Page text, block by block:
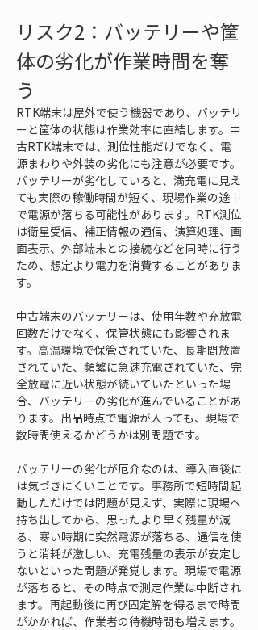
リスク2：バッテリーや筐
体の劣化が作業時間を奪
う
RTK端末は屋外で使う機器であり、バッテリ
ーと筐体の状態は作業効率に直結します。中
古RTK端末では、測位性能だけでなく、電
源まわりや外装の劣化にも注意が必要です。
バッテリーが劣化していると、満充電に見え
ても実際の稼働時間が短く、現場作業の途中
で電源が落ちる可能性があります。RTK測位
は衛星受信、補正情報の通信、演算処理、画
面表示、外部端末との接続などを同時に行う
ため、想定より電力を消費することがありま
す。
中古端末のバッテリーは、使用年数や充放電
回数だけでなく、保管状態にも影響されま
す。高温環境で保管されていた、長期間放置
されていた、頻繁に急速充電されていた、完
全放電に近い状態が続いていたといった場
合、バッテリーの劣化が進んでいることがあ
ります。出品時点で電源が入っても、現場で
数時間使えるかどうかは別問題です。
バッテリーの劣化が厄介なのは、導入直後に
は気づきにくいことです。事務所で短時間起
動しただけでは問題が見えず、実際に現場へ
持ち出してから、思ったより早く残量が減
る、寒い時期に突然電源が落ちる、通信を使
うと消耗が激しい、充電残量の表示が安定し
ないといった問題が発覚します。現場で電源
が落ちると、その時点で測定作業は中断され
ます。再起動後に再び固定解を得るまで時間
がかかれば、作業者の待機時間も増えます。